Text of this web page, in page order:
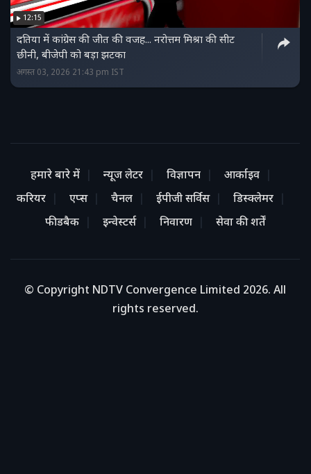
12:15
दतिया में कांग्रेस की जीत की वजह... नरोत्तम मिश्रा की सीट
छीनी, बीजेपी को बड़ा झटका
अगस्त 03, 2026 21:43 pm IST
हमारे बारे में न्यूज लेटर विज्ञापन
आर्काइव
करियर
एप्स चैनल ईपीजी सर्विस
डिस्क्लेमर
फीडबैक
इन्वेस्टर्स निवारण सेवा की शर्तें
© Copyright NDTV Convergence Limited 2026. All
rights reserved.